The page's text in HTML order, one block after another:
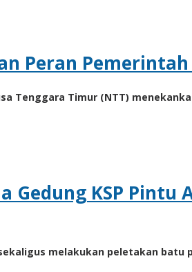
Peran
Tenggara Timur (NTT)
KSP Pintu
melakukan peletakan batu